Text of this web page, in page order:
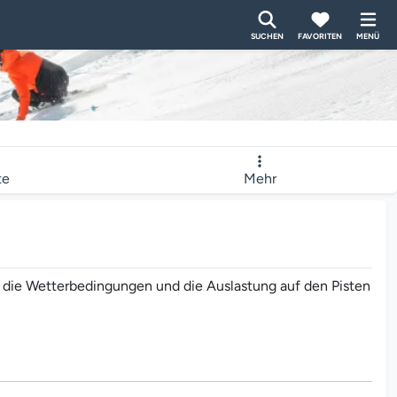
SUCHEN FAVORITEN MENÜ
Mehr
Wetterbedingungen und die Auslastung auf den Pisten